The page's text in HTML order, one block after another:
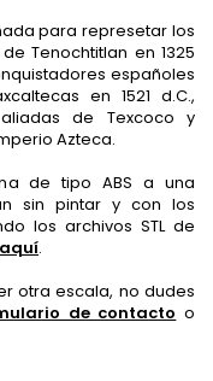
para represetar los
Tenochtitlan en 1325
españoles
en 1521 d.C.,
de Texcoco y
Azteca.
de tipo ABS a una
sin pintar y con los
los archivos STL de
aquí.
otra escala, no dudes
de contacto o